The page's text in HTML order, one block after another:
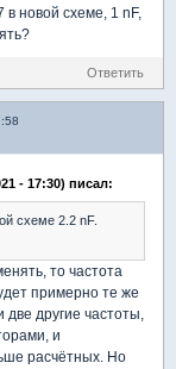
новой схеме, 1 nF,
Ответить
- 17:30) писал:
схеме 2.2 nF.
то частота
примерно те же
две другие частоты,
и
расчётных. Но